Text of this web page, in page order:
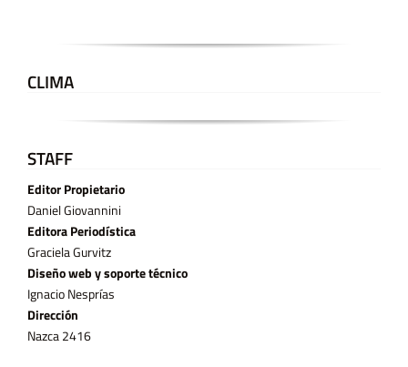
CLIMA
STAFF
Editor Propietario
Daniel Giovannini
Editora Periodística
Graciela Gurvitz
Diseño web y soporte técnico
Ignacio Nesprías
Dirección
Nazca 2416